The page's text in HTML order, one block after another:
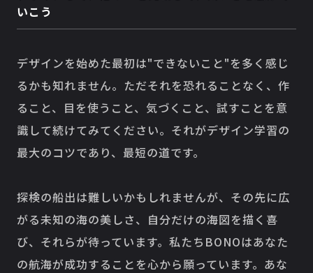
いこう
デザインを始めた最初は"できないこと"を多く感じ
るかも知れません。ただそれを恐れることなく、作
ること、目を使うこと、気づくこと、試すことを意
識して続けてみてください。それがデザイン学習の
最大のコツであり、最短の道です。
探検の船出は難しいかもしれませんが、その先に広
がる未知の海の美しさ、自分だけの海図を描く喜
び、それらが待っています。私たちBONOはあなた
の航海が成功することを心から願っています。あな